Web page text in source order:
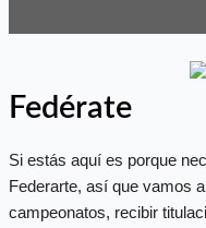
Fedérate
Si estás aquí es porque
Federarte, así que vamos
campeonatos, recibir